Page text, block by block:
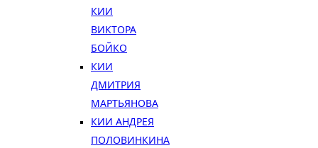
КИИ
ВИКТОРА
БОЙКО
КИИ
ДМИТРИЯ
МАРТЬЯНОВА
КИИ АНДРЕЯ
ПОЛОВИНКИНА